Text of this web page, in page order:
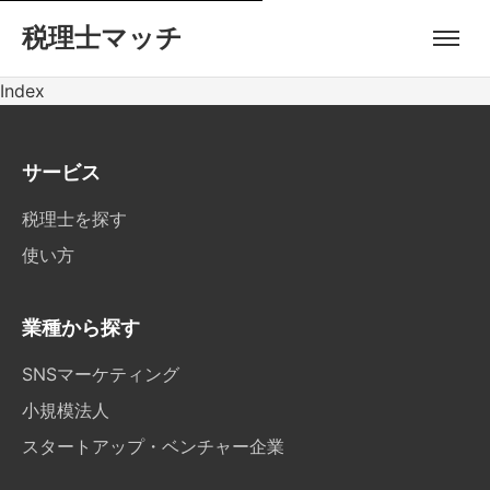
税理士マッチ
Index
サービス
税理士を探す
使い方
業種から探す
SNSマーケティング
小規模法人
スタートアップ・ベンチャー企業